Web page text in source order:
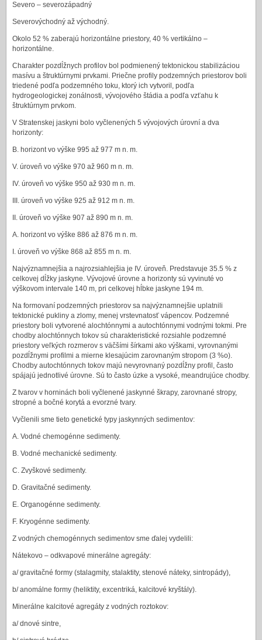
Severo – severozápadný
Severovýchodný až východný.
Okolo 52 % zaberajú horizontálne priestory, 40 % vertikálno –
horizontálne.
Charakter pozdĺžnych profilov bol podmienený tektonickou stabilizáciou
masívu a štruktúrnymi prvkami. Priečne profily podzemných priestorov boli
triedené podľa podzemného toku, ktorý ich vytvoril, podľa
hydrogeologickej zonálnosti, vývojového štádia a podľa vzťahu k
štruktúrnym prvkom.
V Stratenskej jaskyni bolo vyčlenených 5 vývojových úrovní a dva
horizonty:
B. horizont vo výške 995 až 977 m n. m.
V. úroveň vo výške 970 až 960 m n. m.
IV. úroveň vo výške 950 až 930 m n. m.
III. úroveň vo výške 925 až 912 m n. m.
II. úroveň vo výške 907 až 890 m n. m.
A. horizont vo výške 886 až 876 m n. m.
I. úroveň vo výške 868 až 855 m n. m.
Najvýznamnejšia a najrozsiahlejšia je IV. úroveň. Predstavuje 35.5 % z
celkovej dĺžky jaskyne. Vývojové úrovne a horizonty sú vyvinuté vo
výškovom intervale 140 m, pri celkovej hĺbke jaskyne 194 m.
Na formovaní podzemných priestorov sa najvýznamnejšie uplatnili
tektonické pukliny a zlomy, menej vrstevnatosť vápencov. Podzemné
priestory boli vytvorené alochtónnymi a autochtónnymi vodnými tokmi. Pre
chodby alochtónnych tokov sú charakteristické rozsiahle podzemné
priestory veľkých rozmerov s väčšími šírkami ako výškami, vyrovnanými
pozdĺžnymi profilmi a mierne klesajúcim zarovnaným stropom (3 %o).
Chodby autochtónnych tokov majú nevyrovnaný pozdĺžny profil, často
spájajú jednotlivé úrovne. Sú to často úzke a vysoké, meandrujúce chodby.
Z tvarov v horninách boli vyčlenené jaskynné škrapy, zarovnané stropy,
stropné a bočné korytá a evorzné tvary.
Vyčlenili sme tieto genetické typy jaskynných sedimentov:
A. Vodné chemogénne sedimenty.
B. Vodné mechanické sedimenty.
C. Zvyškové sedimenty.
D. Gravitačné sedimenty.
E. Organogénne sedimenty.
F. Kryogénne sedimenty.
Z vodných chemogénnych sedimentov sme ďalej vydelili:
Nátekovo – odkvapové minerálne agregáty:
a/ gravitačné formy (stalagmity, stalaktity, stenové náteky, sintropády),
b/ anomálne formy (heliktity, excentriká, kalcitové kryštály).
Minerálne kalcitové agregáty z vodných roztokov:
a/ dnové sintre,